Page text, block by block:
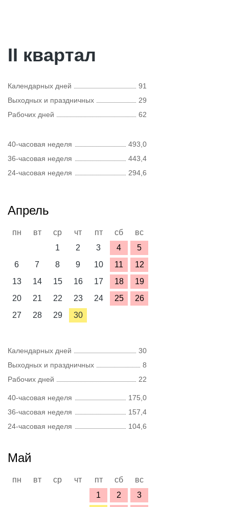
II квартал
Календарных дней
91
Выходных и праздничных
29
Рабочих дней
62
40-часовая неделя
493,0
36-часовая неделя
443,4
24-часовая неделя
294,6
Апрель
пн вт ср чт пт сб
вс
1
2 3 4
5
6
7 8 9 10 11
12
13
14 15 16 17 18
19
20
21 22 23 24 25
26
27
28 29 30
Календарных дней
30
Выходных и праздничных
8
Рабочих дней
22
40-часовая неделя
175,0
36-часовая неделя
157,4
24-часовая неделя
104,6
Май
пн вт ср чт пт сб
вс
1
2
3